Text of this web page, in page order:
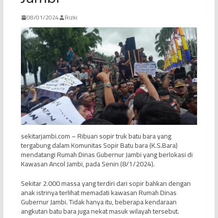
08/01/2024 Rizki
sekitarjambi.com – Ribuan sopir truk batu bara yang
tergabung dalam Komunitas Sopir Batu bara (K.S.Bara)
mendatangi Rumah Dinas Gubernur Jambi yang berlokasi di
Kawasan Ancol Jambi, pada Senin (8/1/2024).
Sekitar 2.000 massa yang terdiri dari sopir bahkan dengan
anak istrinya terlihat memadati kawasan Rumah Dinas
Gubernur Jambi. Tidak hanya itu, beberapa kendaraan
angkutan batu bara juga nekat masuk wilayah tersebut.